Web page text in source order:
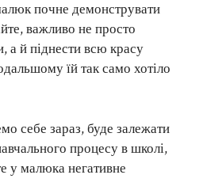
почне демонструвати
важливо не просто
а й піднести всю красу
їй так само хотіло
себе зараз, буде залежати
процесу в школі,
у малюка негативне